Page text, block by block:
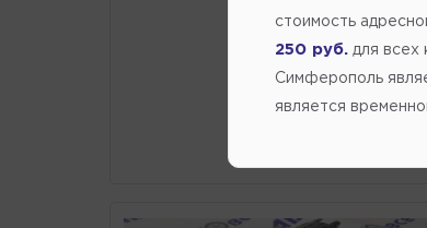
стоимость
250 руб. для всех
Симферополь
является